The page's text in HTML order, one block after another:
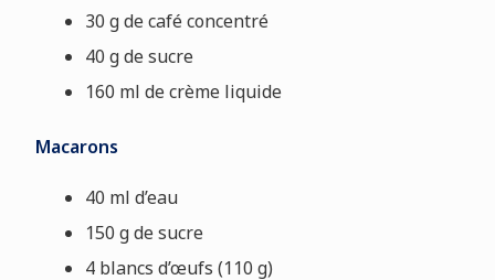
30 g de café concentré
40 g de sucre
160 ml de crème liquide
Macarons
40 ml d’eau
150 g de sucre
4 blancs d’œufs (110 g)